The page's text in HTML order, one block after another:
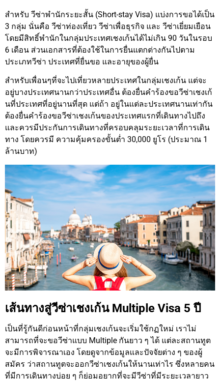
สำหรับ วีซ่าพำนักระยะสั้น (Short-stay Visa) แบ่งการขอได้เป็น
3 กลุ่ม นั่นคือ วีซ่าท่องเที่ยว วีซ่าเพื่อธุรกิจ และ วีซ่าเยี่ยมเยือน
โดยมีสิทธิ์พำนักในกลุ่มประเทศเชงเก้นได้ไม่เกิน 90 วันในรอบ
6 เดือน ส่วนเอกสารที่ต้องใช้ในการยื่นแตกต่างกันไปตาม
ประเภทวีซ่า ประเทศที่ยื่นขอ และอายุของผู้ยื่น
สำหรับเพื่อนๆที่จะไปเที่ยวหลายประเทศในกลุ่มเชงเก้น แต่จะ
อยู่บางประเทศนานกว่าประเทศอื่น ต้องยื่นคำร้องขอวีซ่าเชงเก้
นที่ประเทศที่อยู่นานที่สุด แต่ถ้า อยู่ในแต่ละประเทศนานเท่ากัน
ต้องยื่นคำร้องขอวีซ่าเชงเก้นของประเทศแรกที่เดินทางไปถึง
และควรมีประกันการเดินทางที่ครอบคลุมระยะเวลาที่การเดิน
ทาง โดยควรมี ความคุ้มครองขั้นต่ำ 30,000 ยูโร (ประมาณ 1
ล้านบาท)
เส้นทางสู่วีซ่าเชงเก้น Multiple Visa 5 ปี
เป็นที่รู้กันดีก่อนหน้าที่กลุ่มเชงเก้นจะเริ่มใช้กฏใหม่ เราไม่
สามารถที่จะขอวีซ่าแบบ Multiple กันยาว ๆ ได้ แต่ละสถานทูต
จะมีการพิจารณาเอง โดยดูจากข้อมูลและปัจจัยต่าง ๆ ของผู้
สมัคร ว่าสถานทูตจะออกวีซ่าเชงเก้นให้นานเท่าไร ซึ่งหลายคน
ที่มีการเดินทางบ่อย ๆ ก็ย่อมอยากที่จะมีวีซ่าที่มีระยะเวลายาว